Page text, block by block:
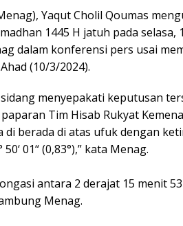
Yaqut Cholil Qoumas
1445 H jatuh pada selasa,
dalam konferensi pers usai
(10/3/2024).
menyepakati keputusan
Tim Hisab Rukyat
berada di atas ufuk dengan
01“ (0,83°),” kata Menag.
antara 2 derajat 15 menit
Menag.